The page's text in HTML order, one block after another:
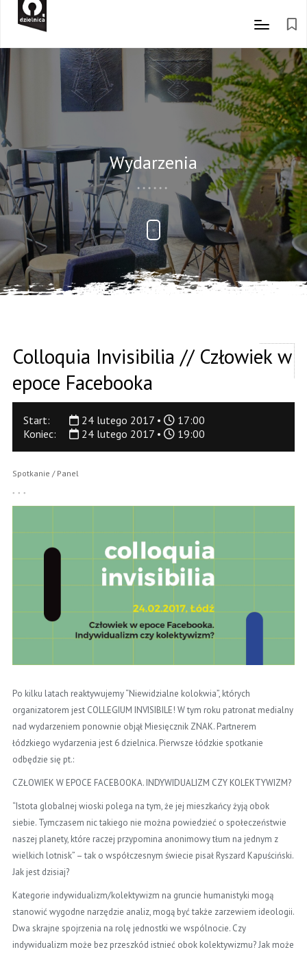
Wydarzenia
Colloquia Invisibilia // Człowiek w
epoce Facebooka
Start: 24 lutego 2017 •
17:00
Koniec:
24 lutego 2017 • 19:00
Spotkanie / Panel
Po kilku latach reaktywujemy “Niewidzialne kolokwia”, których
organizatorem jest COLLEGIUM INVISIBILE! W tym roku patronat medialny
nad wydarzeniem ponownie objął Miesięcznik ZNAK. Partnerem
łódzkiego wydarzenia jest 6 dzielnica. Pierwsze łódzkie spotkanie
odbędzie się pt.:
CZŁOWIEK W EPOCE FACEBOOKA. INDYWIDUALIZM CZY KOLEKTYWIZM?
“Istota globalnej wioski polega na tym, że jej mieszkańcy żyją obok
siebie. Tymczasem nic takiego nie można powiedzieć o społeczeństwie
naszej planety, które raczej przypomina anonimowy tłum na jednym z
wielkich lotnisk” – tak o współczesnym świecie pisał Ryszard Kapuściński.
Jak jest dzisiaj?
Kategorie indywidualizm/kolektywizm na gruncie humanistyki mogą
stanowić wygodne narzędzie analiz, mogą być także zarzewiem ideologii.
Dwa skrajne spojrzenia na rolę jednostki we wspólnocie. Czy
indywidualizm może bez przeszkód istnieć obok kolektywizmu? Jak może